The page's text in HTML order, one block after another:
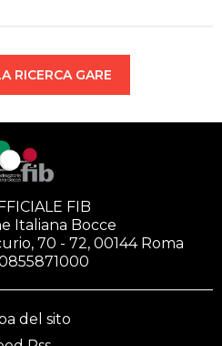
RICERCA GARE
FIB
Italiana Bocce
70 - 72, 00144 Roma
del sito